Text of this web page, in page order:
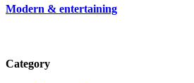
Modern & entertaining
Category